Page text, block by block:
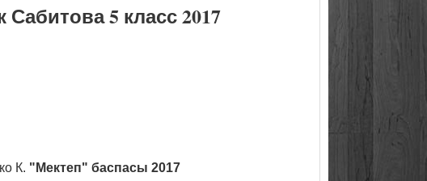
5 класс 2017
К. "Мектеп" баспасы 2017